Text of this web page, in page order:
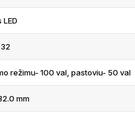
LED
režimu- 100 val, pastoviu- 50 val
mm